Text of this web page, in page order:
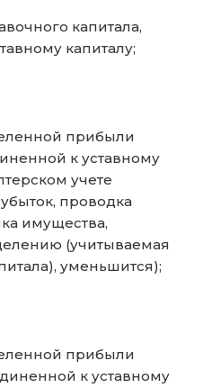
капитала,
капиталу;
прибыли
к уставному
учете
проводка
имущества,
(учитываемая
уменьшится);
прибыли
к уставному